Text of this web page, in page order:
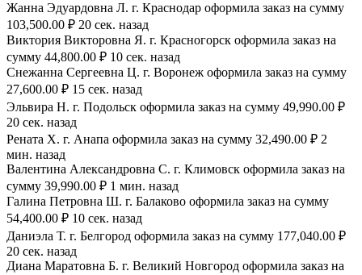
Жанна Эдуардовна Л. г. Краснодар оформила заказ на сумму
103,500.00 ₽ 20 сек. назад
Виктория Викторовна Я. г. Красногорск оформила заказ на
сумму 44,800.00 ₽ 10 сек. назад
Снежанна Сергеевна Ц. г. Воронеж оформила заказ на сумму
27,600.00 ₽ 15 сек. назад
Эльвира Н. г. Подольск оформила заказ на сумму 49,990.00 ₽
20 сек. назад
Рената Х. г. Анапа оформила заказ на сумму 32,490.00 ₽ 2
мин. назад
Валентина Александровна С. г. Климовск оформила заказ на
сумму 39,990.00 ₽ 1 мин. назад
Галина Петровна Ш. г. Балаково оформила заказ на сумму
54,400.00 ₽ 10 сек. назад
Даниэла Т. г. Белгород оформила заказ на сумму 177,040.00 ₽
20 сек. назад
Диана Маратовна Б. г. Великий Новгород оформила заказ на